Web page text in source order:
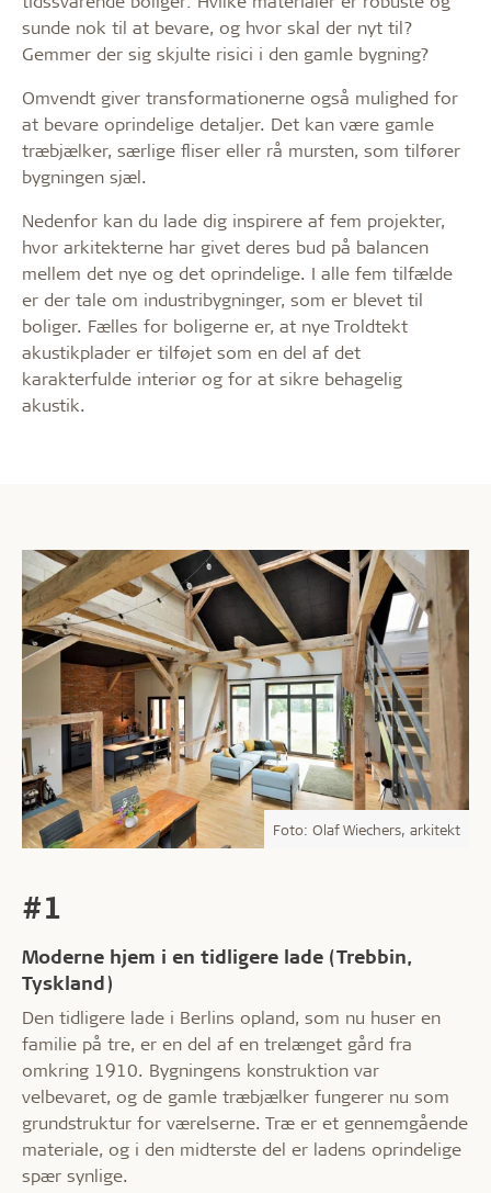
sunde nok til at bevare, og hvor skal der nyt til?
Gemmer der sig skjulte risici i den gamle bygning?
Omvendt giver transformationerne også mulighed for
at bevare oprindelige detaljer. Det kan være gamle
træbjælker, særlige fliser eller rå mursten, som tilfører
bygningen sjæl.
Nedenfor kan du lade dig inspirere af fem projekter,
hvor arkitekterne har givet deres bud på balancen
mellem det nye og det oprindelige. I alle fem tilfælde
er der tale om industribygninger, som er blevet til
boliger. Fælles for boligerne er, at nye Troldtekt
akustikplader er tilføjet som en del af det
karakterfulde interiør og for at sikre behagelig
akustik.
Foto: Olaf Wiechers, arkitekt
#1
Moderne hjem i en tidligere lade (Trebbin,
Tyskland)
Den tidligere lade i Berlins opland, som nu huser en
familie på tre, er en del af en trelænget gård fra
omkring 1910. Bygningens konstruktion var
velbevaret, og de gamle træbjælker fungerer nu som
grundstruktur for værelserne. Træ er et gennemgående
materiale, og i den midterste del er ladens oprindelige
spær synlige.